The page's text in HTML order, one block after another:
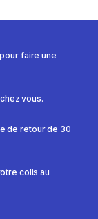
faire une
vous.
de retour de 30
colis au